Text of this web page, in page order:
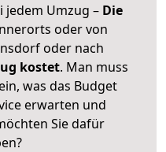
jedem Umzug – Die
oder von
oder nach
kostet. Man muss
was das Budget
erwarten und
Sie dafür